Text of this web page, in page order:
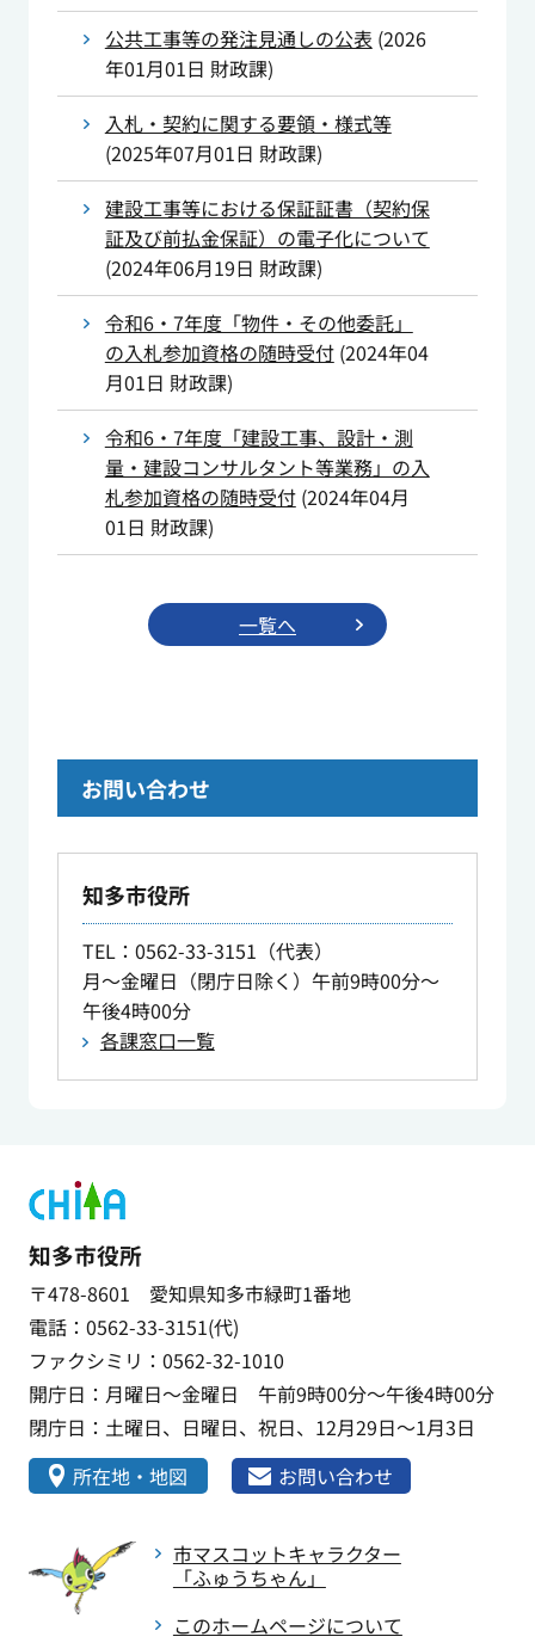
公共工事等の発注見通しの公表 (2026
年01月01日 財政課)
入札・契約に関する要領・様式等
(2025年07月01日 財政課)
建設工事等における保証証書（契約保
証及び前払金保証）の電子化について
(2024年06月19日 財政課)
令和6・7年度「物件・その他委託」
の入札参加資格の随時受付(2024年04
月01日 財政課)
令和6・7年度「建設工事、設計・測
量・建設コンサルタント等業務」の入
札参加資格の随時受付(2024年04月
01日 財政課)
一覧へ
お問い合わせ
知多市役所
TEL：0562-33-3151（代表）
月～金曜日（閉庁日除く）午前9時00分～
午後4時00分
各課窓口一覧
知多市役所
〒478-8601 愛知県知多市緑町1番地
電話：0562-33-3151(代)
ファクシミリ：0562-32-1010
開庁日：月曜日～金曜日 午前9時00分～午後4時00分
閉庁日：土曜日、日曜日、祝日、12月29日～1月3日
所在地・地図
お問い合わせ
市マスコットキャラクター
「ふゅうちゃん」
このホームページについて